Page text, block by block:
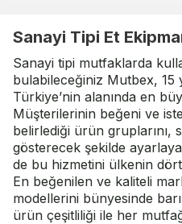
Sanayi Tipi Et
Sanayi tipi mutfaklarda
bulabileceğiniz Mutbex, 15
Türkiye’nin alanında en
Müşterilerinin beğeni ve
belirlediği ürün gruplarını,
gösterecek şekilde
de bu hizmetini ülkenin dört
En beğenilen ve kaliteli
modellerini bünyesinde
ürün çeşitliliği ile her